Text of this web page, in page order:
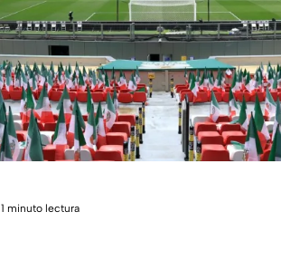
1 minuto lectura